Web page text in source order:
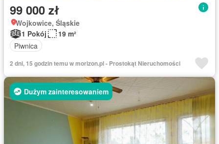
99 000 zł
Wojkowice, Śląskie
1 Pokój
19 m²
Piwnica
2 dni, 15 godzin temu w morizon.pl - Prostokąt Nieruchomości
Dużym zainteresowaniem